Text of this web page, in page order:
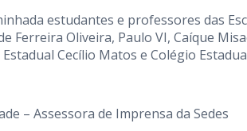
estudantes e professores das
Ferreira Oliveira, Paulo VI, Caíque
Cecílio Matos e Colégio
– Assessora de Imprensa da Sedes